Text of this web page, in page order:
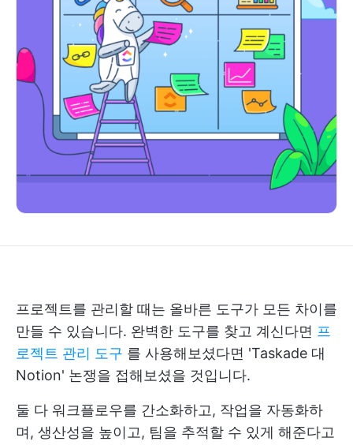
프로젝트를 관리할 때는 올바른 도구가 모든 차이를
만들 수 있습니다. 완벽한 도구를 찾고 계신다면 프
로젝트 관리 도구 를 사용해보셨다면 'Taskade 대
Notion' 논쟁을 접해보셨을 것입니다.
둘 다 워크플로우를 간소화하고, 작업을 자동화하
며, 생산성을 높이고, 팀을 추적할 수 있게 해준다고